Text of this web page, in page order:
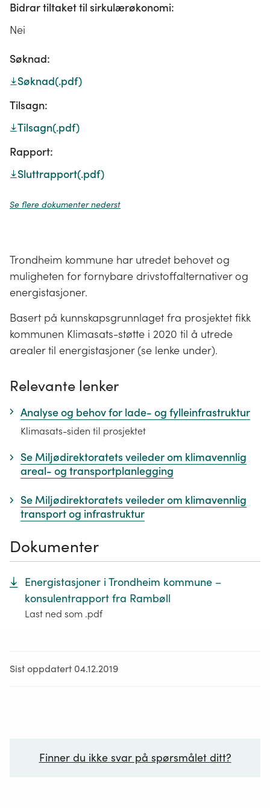
Bidrar tiltaket til sirkulærøkonomi:
Nei
Søknad:
Søknad(.pdf)
Tilsagn:
Tilsagn(.pdf)
Rapport:
Sluttrapport(.pdf)
Se flere dokumenter nederst
Trondheim kommune har utredet behovet og
muligheten for fornybare drivstoffalternativer og
energistasjoner.
Basert på kunnskapsgrunnlaget fra prosjektet fikk
kommunen Klimasats-støtte i 2020 til å utrede
arealer til energistasjoner (se lenke under).
Relevante lenker
Analyse og behov for lade- og fylleinfrastruktur
Klimasats-siden til prosjektet
Se Miljødirektoratets veileder om klimavennlig
areal- og transportplanlegging
Se Miljødirektoratets veileder om klimavennlig
transport og infrastruktur
Dokumenter
Energistasjoner i Trondheim kommune –
konsulentrapport fra Rambøll
Last ned som .pdf
Sist oppdatert 04.12.2019
Finner du ikke svar på spørsmålet ditt?